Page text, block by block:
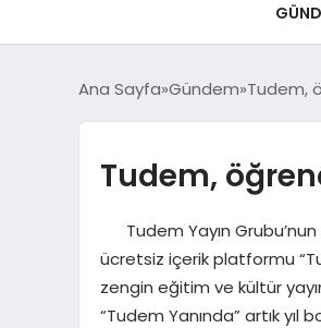
Ana Sayfa Gündem Tudem,
Tudem,
Tudem Yayın
ücretsiz içerik platformu
zengin eğitim ve kültür
“Tudem Yanında” artık